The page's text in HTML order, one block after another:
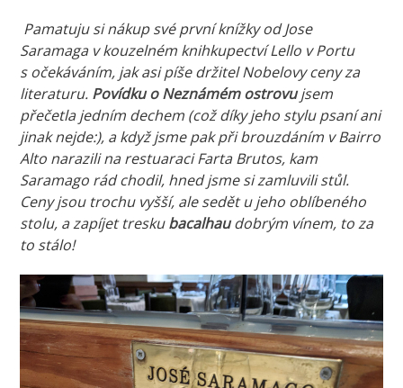
Pamatuju si nákup své první knížky od Jose
Saramaga v kouzelném knihkupectví Lello v Portu
s očekáváním, jak asi píše držitel Nobelovy ceny za
literaturu. Povídku o Neznámém ostrovujsem
přečetla jedním dechem (což díky jeho stylu psaní ani
jinak nejde:), a když jsme pak při brouzdáním v Bairro
Alto narazili na restuaraci Farta Brutos, kam
Saramago rád chodil, hned jsme si zamluvili stůl.
Ceny jsou trochu vyšší, ale sedět u jeho oblíbeného
stolu, a zapíjet treskubacalhaudobrým vínem, to za
to stálo!